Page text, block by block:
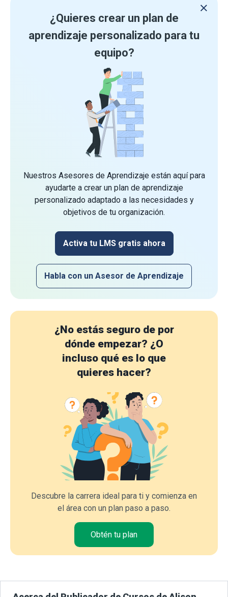
¿Quieres crear un plan de
aprendizaje personalizado para tu
equipo?
Nuestros Asesores de Aprendizaje están aquí para
ayudarte a crear un plan de aprendizaje
personalizado adaptado a las necesidades y
objetivos de tu organización.
Activa tu LMS gratis ahora
Habla con un Asesor de Aprendizaje
¿No estás seguro de por
dónde empezar? ¿O
incluso qué es lo que
quieres hacer?
Descubre la carrera ideal para ti y comienza en
el área con un plan paso a paso.
Obtén tu plan